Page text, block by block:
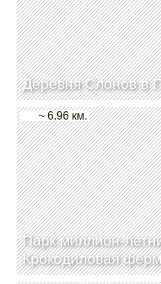
Деревня Слонов в
Парк миллион-
Крокодиловая
~ 6.96 км.